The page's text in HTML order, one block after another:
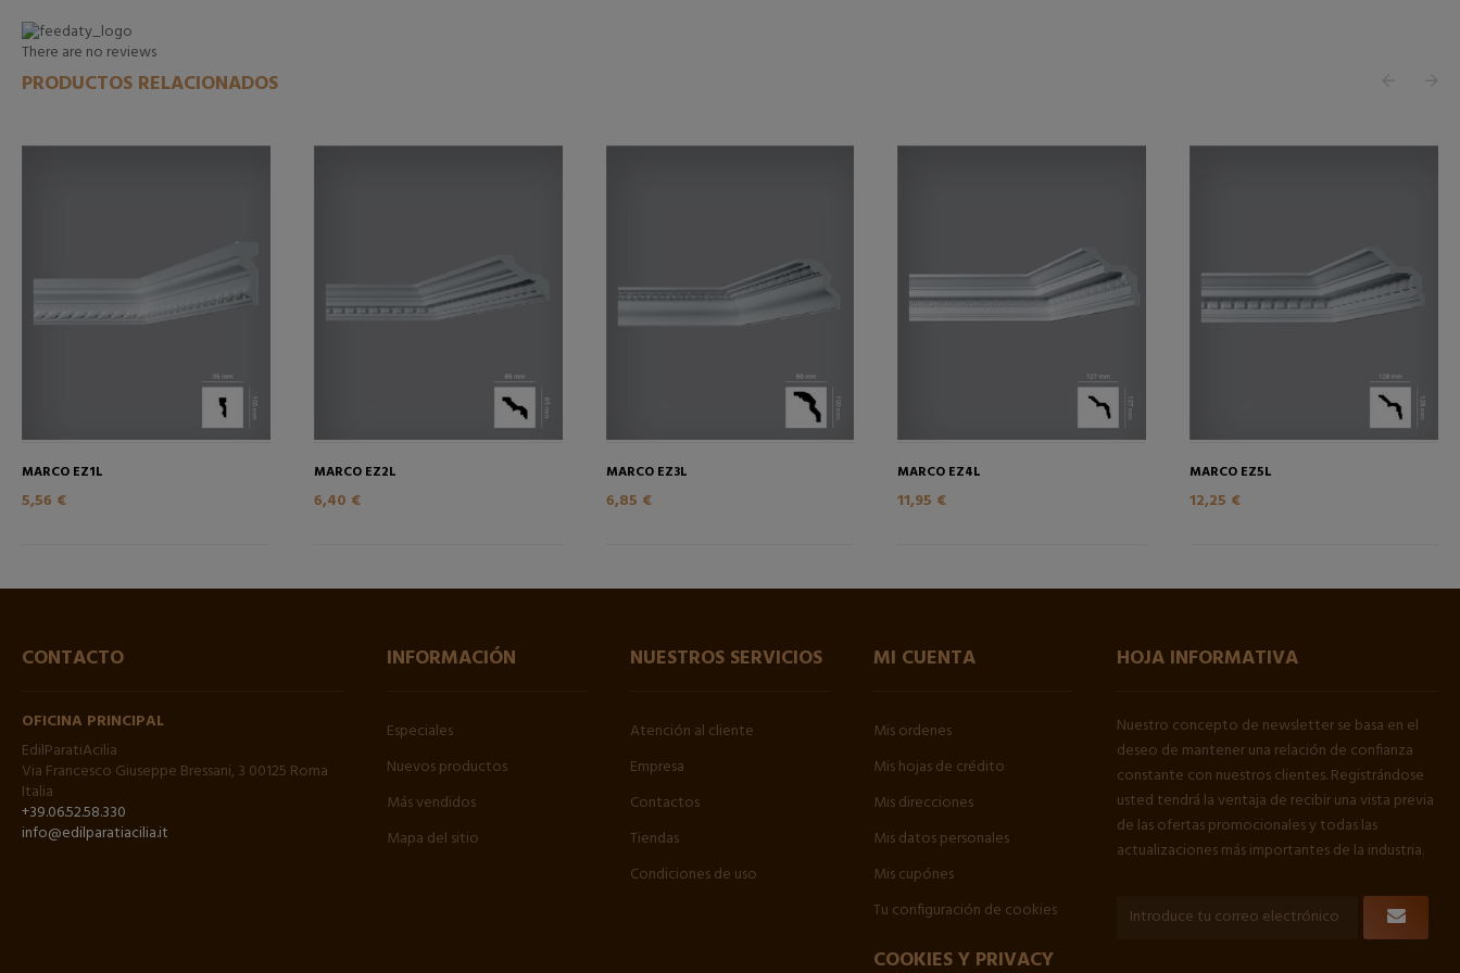
There are no reviews
PRODUCTOS RELACIONADOS
MARCO EZ1L
5,56 €
MARCO EZ2L
6,40 €
MARCO EZ3L
6,85 €
MARCO EZ4L
11,95 €
MARCO EZ5L
12,25 €
CONTACTO
OFICINA PRINCIPAL
EdilParatiAcilia
Via Francesco Giuseppe Bressani, 3 00125 Roma
Italia
+39.06.52.58.330
info@edilparatiacilia.it
INFORMACIÓN
Especiales
Nuevos productos
Más vendidos
Mapa del sitio
NUESTROS SERVICIOS
Atención al cliente
Empresa
Contactos
Tiendas
Condiciones de uso
MI CUENTA
Mis ordenes
Mis hojas de crédito
Mis direcciones
Mis datos personales
Mis cupónes
Tu configuración de cookies
COOKIES Y PRIVACY
HOJA INFORMATIVA
Nuestro concepto de newsletter se basa en el
deseo de mantener una relación de confianza
constante con nuestros clientes. Registrándose
usted tendrá la ventaja de recibir una vista previa
de las ofertas promocionales y todas las
actualizaciones más importantes de la industria.